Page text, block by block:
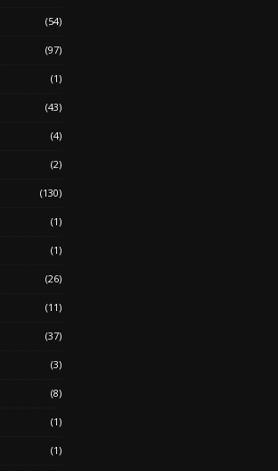
(54)
(97)
(1)
(43)
(4)
(2)
(130)
(1)
(1)
(26)
(11)
(37)
(3)
(8)
(1)
(1)